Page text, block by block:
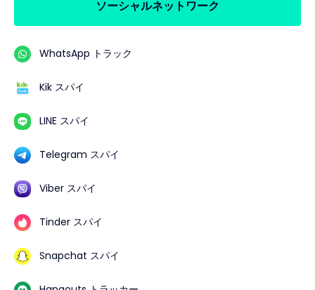
ソーシャルネットワーク
WhatsApp トラック
Kik スパイ
LINE スパイ
Telegram スパイ
Viber スパイ
Tinder スパイ
Snapchat スパイ